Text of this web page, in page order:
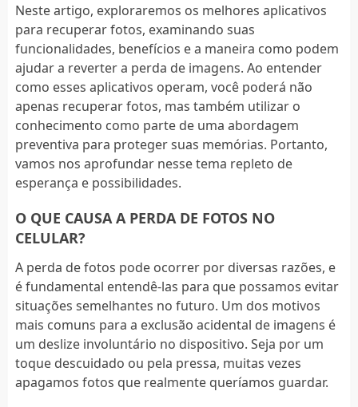
Neste artigo, exploraremos os melhores aplicativos
para recuperar fotos, examinando suas
funcionalidades, benefícios e a maneira como podem
ajudar a reverter a perda de imagens. Ao entender
como esses aplicativos operam, você poderá não
apenas recuperar fotos, mas também utilizar o
conhecimento como parte de uma abordagem
preventiva para proteger suas memórias. Portanto,
vamos nos aprofundar nesse tema repleto de
esperança e possibilidades.
O QUE CAUSA A PERDA DE FOTOS NO
CELULAR?
A perda de fotos pode ocorrer por diversas razões, e
é fundamental entendê-las para que possamos evitar
situações semelhantes no futuro. Um dos motivos
mais comuns para a exclusão acidental de imagens é
um deslize involuntário no dispositivo. Seja por um
toque descuidado ou pela pressa, muitas vezes
apagamos fotos que realmente queríamos guardar.